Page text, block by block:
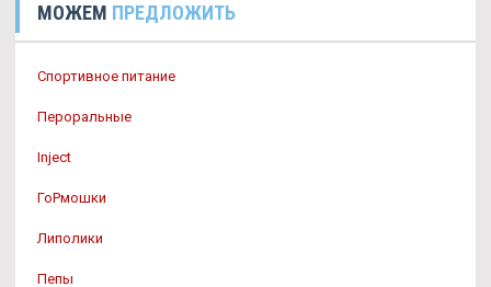
МОЖЕМ ПРЕДЛОЖИТЬ
Спортивное питание
Пероральные
Inject
ГоРмошки
Липолики
Пепы